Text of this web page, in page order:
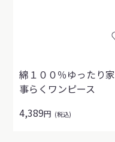
綿１００％ゆったり家
事らくワンピース
4,389円 (税込)